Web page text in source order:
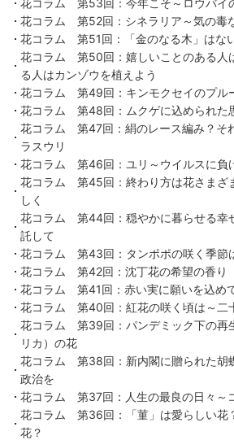
花コラム 第52回：シネラリア～気の毒
花コラム 第51回：「金のなる木」はな
花コラム 第50回：嬉しいことのある人
る人はカンゾウを植えよう
花コラム 第49回：キンモクセイのプル
花コラム 第48回：ムクゲに込められた
花コラム 第47回：絹のレース編み？そ
ラスウリ
花コラム 第46回：ユリ～ウイルスに負
花コラム 第45回：終わり方は花さまざ
しく
花コラム 第44回：穏やかに暮らせる幸
託して
花コラム 第43回：タンポポの咲く季節
花コラム 第42回：沈丁花の希望の香り
花コラム 第41回：赤い実に願いを込め
花コラム 第40回：紅花の咲く頃は～二
花コラム 第39回：パンデミック下の再
リカ）の花
花コラム 第38回：新内閣に贈られた胡
政治を
花コラム 第37回：人生の最良の日々～
花コラム 第36回：「菫」は愛らしい花
花？